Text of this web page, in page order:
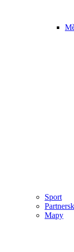
Sport
Mapy